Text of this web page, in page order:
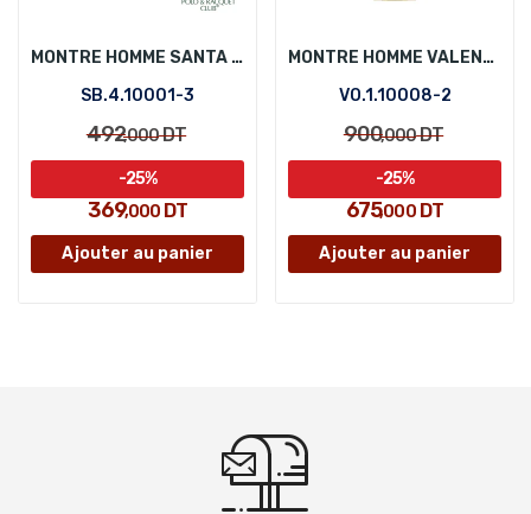
MONTRE HOMME SANTA BARBARA POLO SB.4.10001-3
SB.4.10001-3
492,000DT
369,000 DT
-25%
Ajouter au panier
MONTRE HOMME VALENTINO ORLANDI VO.1.10008-2
VO.1.10008-2
900,000DT
675,000DT
-25%
Ajouter au panier